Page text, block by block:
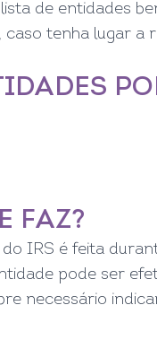
de entidades
caso tenha lugar
FAZ?
IRS é feita
pode ser
necessário